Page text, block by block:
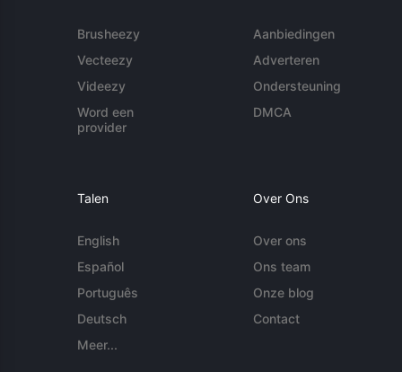
Brusheezy
Vecteezy
Videezy
Word een
provider
Aanbiedingen
Adverteren
Ondersteuning
DMCA
Talen
English
Español
Português
Deutsch
Meer...
Over Ons
Over ons
Ons team
Onze blog
Contact